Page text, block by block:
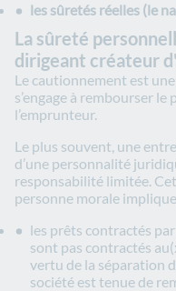
les sûretés réelles (le
La sûreté
dirigeant créateur
Le cautionnement est
s’engage à rembourser
l’emprunteur.
Le plus souvent, une
d’une personnalité
responsabilité limitée.
personne morale
les prêts contractés
sont pas contractés
vertu de la séparation
société est tenue de